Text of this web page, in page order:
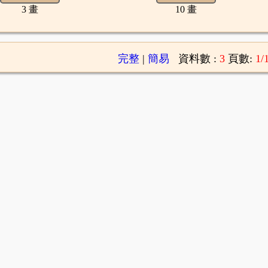
3 畫 10 畫
完整| 簡易 資料數 : 3 頁數: 1/